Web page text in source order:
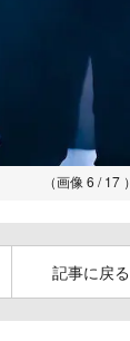
（画像 6 / 17 ）
記事に戻る